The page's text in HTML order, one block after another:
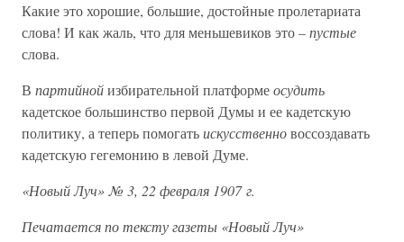
Какие это хорошие, большие, достойные пролетариата
слова! И как жаль, что для меньшевиков это –пустые
слова.
В партийнойизбирательной платформеосудить
кадетское большинство первой Думы и ее кадетскую
политику, а теперь помогатьискусственновоссоздавать
кадетскую гегемонию в левой Думе.
«Новый Луч» № 3, 22 февраля 1907 г.
Печатается по тексту газеты «Новый Луч»